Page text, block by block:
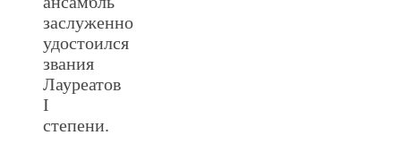
заслуженно
удостоился
звания
Лауреатов
I
степени.